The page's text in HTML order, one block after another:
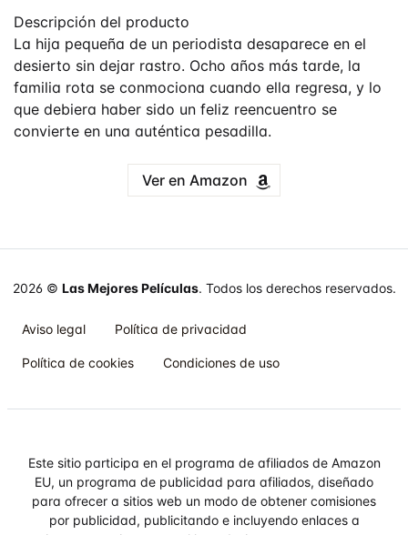
Descripción del producto
La hija pequeña de un periodista desaparece en el
desierto sin dejar rastro. Ocho años más tarde, la
familia rota se conmociona cuando ella regresa, y lo
que debiera haber sido un feliz reencuentro se
convierte en una auténtica pesadilla.
Ver en Amazon
2026 © Las Mejores Películas. Todos los derechos reservados.
Aviso legal Política de privacidad
Política de cookies Condiciones de uso
Este sitio participa en el programa de afiliados de Amazon
EU, un programa de publicidad para afiliados, diseñado
para ofrecer a sitios web un modo de obtener comisiones
por publicidad, publicitando e incluyendo enlaces a